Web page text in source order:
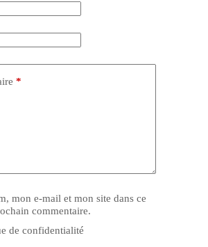
*
mon e-mail et mon site dans ce
commentaire.
de confidentialité